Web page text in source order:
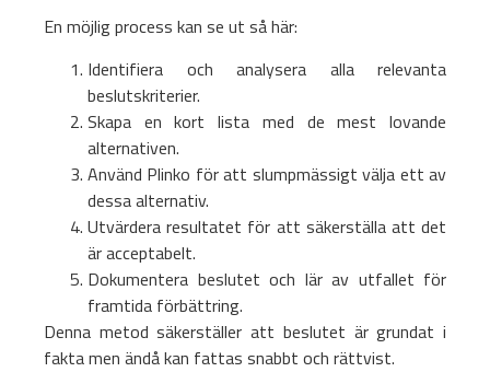
En möjlig process kan se ut så här:
Identifiera och analysera alla relevanta
beslutskriterier.
Skapa en kort lista med de mest lovande
alternativen.
Använd Plinko för att slumpmässigt välja ett av
dessa alternativ.
Utvärdera resultatet för att säkerställa att det
är acceptabelt.
Dokumentera beslutet och lär av utfallet för
framtida förbättring.
Denna metod säkerställer att beslutet är grundat i
fakta men ändå kan fattas snabbt och rättvist.